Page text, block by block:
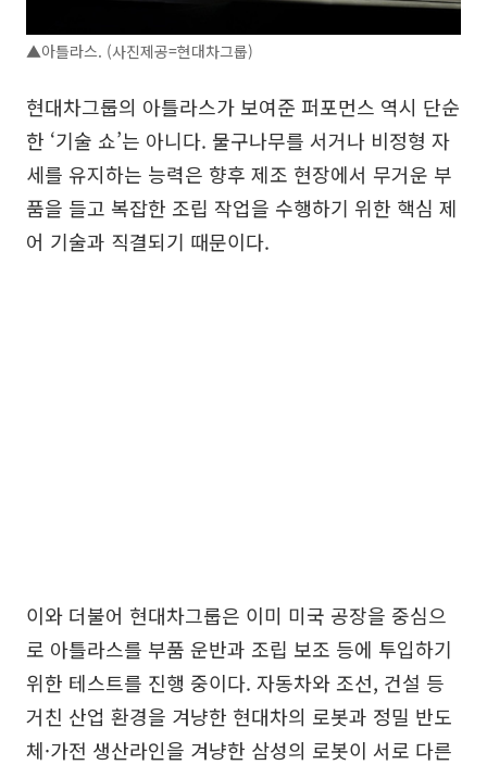
▲아틀라스. (사진제공=현대차그룹)
현대차그룹의 아틀라스가 보여준 퍼포먼스 역시 단순
한 ‘기술 쇼’는 아니다. 물구나무를 서거나 비정형 자
세를 유지하는 능력은 향후 제조 현장에서 무거운 부
품을 들고 복잡한 조립 작업을 수행하기 위한 핵심 제
어 기술과 직결되기 때문이다.
이와 더불어 현대차그룹은 이미 미국 공장을 중심으
로 아틀라스를 부품 운반과 조립 보조 등에 투입하기
위한 테스트를 진행 중이다. 자동차와 조선, 건설 등
거친 산업 환경을 겨냥한 현대차의 로봇과 정밀 반도
체·가전 생산라인을 겨냥한 삼성의 로봇이 서로 다른